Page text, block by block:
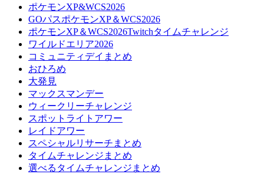
ポケモンXP&WCS2026
GOパスポケモンXP＆WCS2026
ポケモンXP＆WCS2026Twitchタイムチャレンジ
ワイルドエリア2026
コミュニティデイまとめ
おひろめ
大発見
マックスマンデー
ウィークリーチャレンジ
スポットライトアワー
レイドアワー
スペシャルリサーチまとめ
タイムチャレンジまとめ
選べるタイムチャレンジまとめ